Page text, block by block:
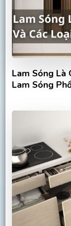
Lam Sóng Là
Lam Sóng